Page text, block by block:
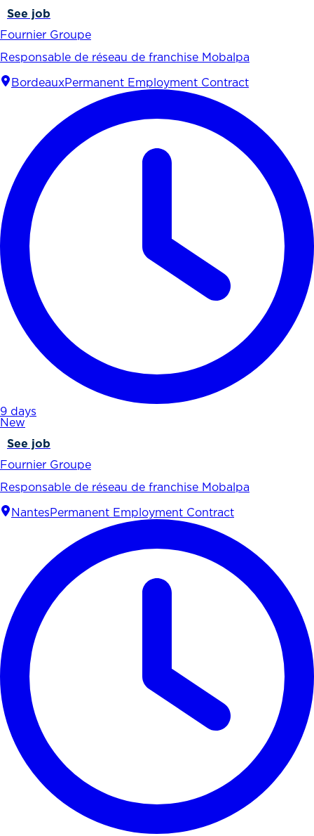
See job
Fournier Groupe
Responsable de réseau de franchise Mobalpa
BordeauxPermanent Employment Contract
9 days
New
See job
Fournier Groupe
Responsable de réseau de franchise Mobalpa
Nantes Permanent Employment Contract